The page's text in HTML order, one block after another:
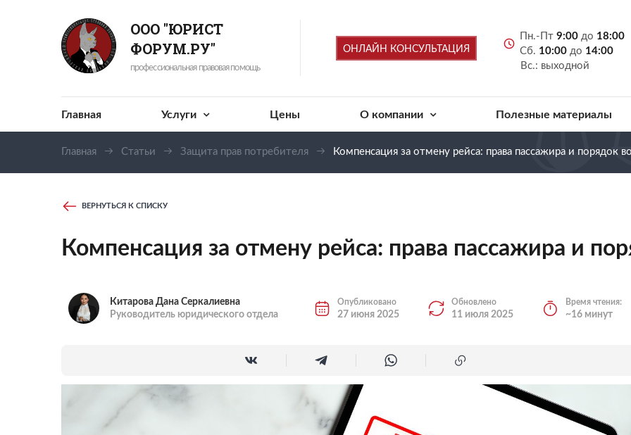
ООО "ЮРИСТ
ФОРУМ.РУ"
профессиональная правовая помощь
ОНЛАЙН КОНСУЛЬТАЦИЯ
Пн.-Пт 9:00 до 18:00
Сб. 10:00 до 14:00
Вс.: выходной
Главная Услуги Цены О компании Полезные материалы
Главная Статьи Защита прав потребителя Компенсация за отмену рейса: права пассажира и порядок
ВЕРНУТЬСЯ К СПИСКУ
Компенсация за отмену рейса: права пассажира и
Китарова Дана Серкалиевна
Руководитель юридического отдела
Опубликовано
27 июня 2025
Обновлено
11 июля 2025
Время чтения:
~16 минут